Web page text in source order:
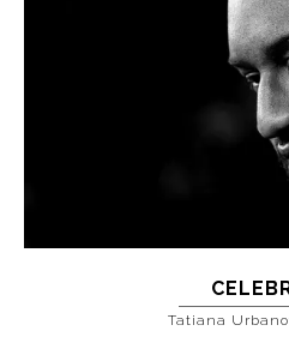
Tatiana